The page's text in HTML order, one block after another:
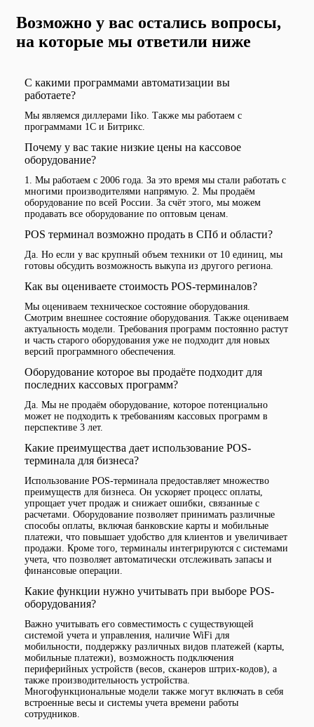
Возможно у вас остались вопросы,
на которые мы ответили ниже
С какими программами автоматизации вы
работаете?
Мы являемся диллерами Iiko. Также мы работаем с
программами 1С и Битрикс.
Почему у вас такие низкие цены на кассовое
оборудование?
1. Мы работаем с 2006 года. За это время мы стали работать с
многими производителями напрямую. 2. Мы продаём
оборудование по всей России. За счёт этого, мы можем
продавать все оборудование по оптовым ценам.
POS терминал возможно продать в СПб и области?
Да. Но если у вас крупный объем техники от 10 единиц, мы
готовы обсудить возможность выкупа из другого региона.
Как вы оцениваете стоимость POS-терминалов?
Мы оцениваем техническое состояние оборудования.
Смотрим внешнее состояние оборудования. Также оцениваем
актуальность модели. Требования программ постоянно растут
и часть старого оборудования уже не подходит для новых
версий программного обеспечения.
Оборудование которое вы продаёте подходит для
последних кассовых программ?
Да. Мы не продаём оборудование, которое потенциально
может не подходить к требованиям кассовых программ в
перспективе 3 лет.
Какие преимущества дает использование POS-
терминала для бизнеса?
Использование POS-терминала предоставляет множество
преимуществ для бизнеса. Он ускоряет процесс оплаты,
упрощает учет продаж и снижает ошибки, связанные с
расчетами. Оборудование позволяет принимать различные
способы оплаты, включая банковские карты и мобильные
платежи, что повышает удобство для клиентов и увеличивает
продажи. Кроме того, терминалы интегрируются с системами
учета, что позволяет автоматически отслеживать запасы и
финансовые операции.
Какие функции нужно учитывать при выборе POS-
оборудования?
Важно учитывать его совместимость с существующей
системой учета и управления, наличие WiFi для
мобильности, поддержку различных видов платежей (карты,
мобильные платежи), возможность подключения
периферийных устройств (весов, сканеров штрих-кодов), а
также производительность устройства.
Многофункциональные модели также могут включать в себя
встроенные весы и системы учета времени работы
сотрудников.